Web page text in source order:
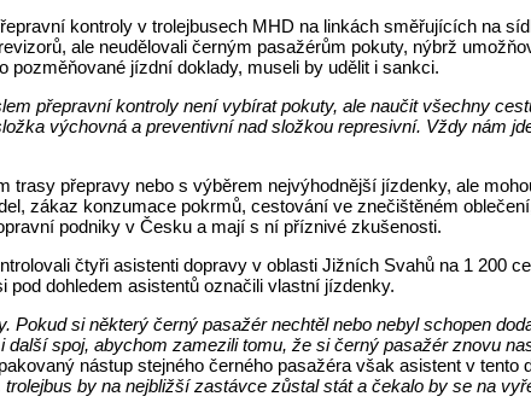
kontroly v trolejbusech MHD na linkách směřujících na
ale neudělovali černým pasažérům pokuty, nýbrž
pozměňované jízdní doklady, museli by udělit i sankci.
přepravní kontroly není vybírat pokuty, ale naučit všechny
výchovná a preventivní nad složkou represivní. Vždy nám
trasy přepravy nebo s výběrem nejvýhodnější jízdenky, ale
zákaz konzumace pokrmů, cestování ve znečištěném
podniky v Česku a mají s ní příznivé zkušenosti.
čtyři asistenti dopravy v oblasti Jižních Svahů na 1 200
dohledem asistentů označili vlastní jízdenky.
Pokud si některý černý pasažér nechtěl nebo nebyl schopen
spoj, abychom zamezili tomu, že si černý pasažér znovu
nástup stejného černého pasažéra však asistent v
by na nejbližší zastávce zůstal stát a čekalo by se na